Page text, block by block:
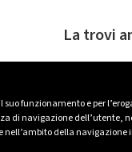
funzionamento e per
di navigazione dell’utente,
della navigazione
La trovi